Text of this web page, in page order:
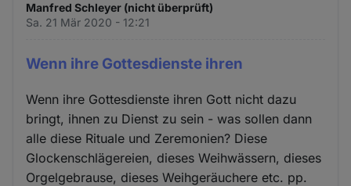
Manfred Schleyer (nicht überprüft)
Sa. 21 Mär 2020 - 12:21
Wenn ihre Gottesdienste ihren
Wenn ihre Gottesdienste ihren Gott nicht dazu
bringt, ihnen zu Dienst zu sein - was sollen dann
alle diese Rituale und Zeremonien? Diese
Glockenschlägereien, dieses Weihwässern, dieses
Orgelgebrause, dieses Weihgeräuchere etc. pp.